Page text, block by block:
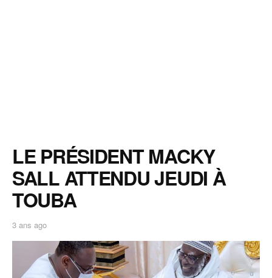
LE PRÉSIDENT MACKY
SALL ATTENDU JEUDI À
TOUBA
3 ans ago